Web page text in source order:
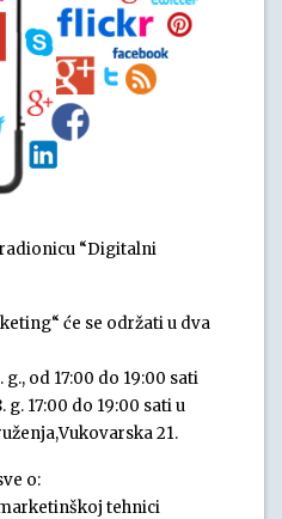
“Digitalni
će se održati u dva
g., od 17:00 do 19:00 sati
g. 17:00 do 19:00 sati u
21.
o:
tehnici